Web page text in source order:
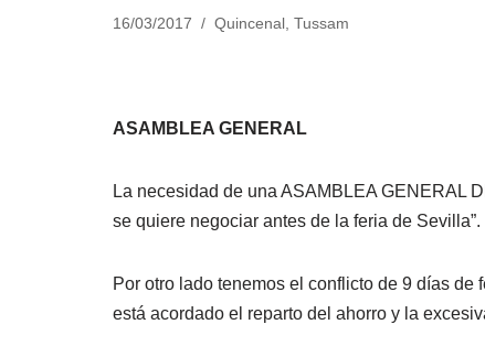
16/03/2017 Quincenal Tussam
ASAMBLEA GENERAL
La necesidad de una ASAMBLEA GENERAL
se quiere negociar antes de la feria de Sevilla”.
Por otro lado tenemos el conflicto de 9 días
está acordado el reparto del ahorro y la